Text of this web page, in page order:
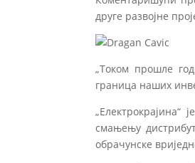
друге развојне
„Током прошле
граница наших
смањењу
обрачунске